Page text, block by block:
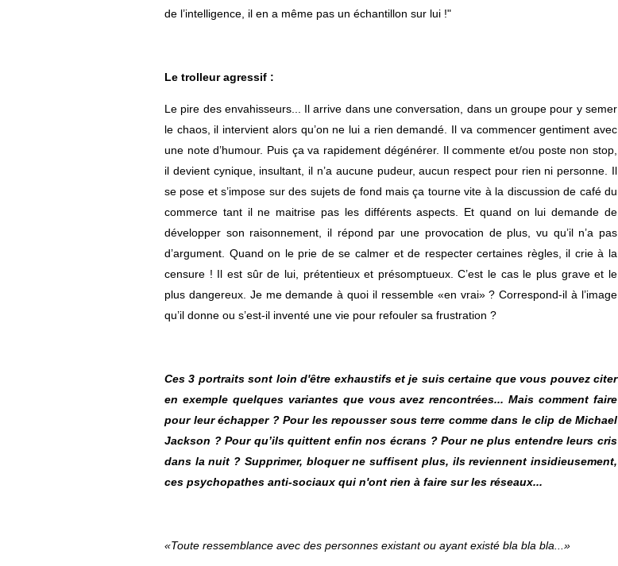
de l’intelligence, il en a même pas un échantillon sur lui !"
Le trolleur agressif :
Le pire des envahisseurs... Il arrive dans une conversation, dans un groupe pour y semer
le chaos, il intervient alors qu’on ne lui a rien demandé. Il va commencer gentiment avec
une note d’humour. Puis ça va rapidement dégénérer. Il commente et/ou poste non stop,
il devient cynique, insultant, il n’a aucune pudeur, aucun respect pour rien ni personne. Il
se pose et s’impose sur des sujets de fond mais ça tourne vite à la discussion de café du
commerce tant il ne maitrise pas les différents aspects. Et quand on lui demande de
développer son raisonnement, il répond par une provocation de plus, vu qu’il n’a pas
d’argument. Quand on le prie de se calmer et de respecter certaines règles, il crie à la
censure ! Il est sûr de lui, prétentieux et présomptueux. C’est le cas le plus grave et le
plus dangereux. Je me demande à quoi il ressemble «en vrai» ? Correspond-il à l’image
qu’il donne ou s’est-il inventé une vie pour refouler sa frustration ?
Ces 3 portraits sont loin d'être exhaustifs et je suis certaine que vous pouvez citer
en exemple quelques variantes que vous avez rencontrées... Mais comment faire
pour leur échapper ? Pour les repousser sous terre comme dans le clip de Michael
Jackson ? Pour qu’ils quittent enfin nos écrans ? Pour ne plus entendre leurs cris
dans la nuit ? Supprimer, bloquer ne suffisent plus, ils reviennent insidieusement,
ces psychopathes anti-sociaux qui n'ont rien à faire sur les réseaux...
«Toute ressemblance avec des personnes existant ou ayant existé bla bla bla...»